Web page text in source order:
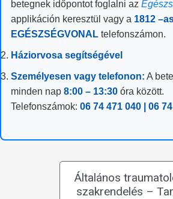
betegnek időpontot foglalni az
applikáción keresztül vagy a 1812
EGÉSZSÉGVONAL telefonszámon.
Háziorvosa segítségével
Személyesen vagy telefonon: A
minden nap 8:00 – 13:30 óra között.
Telefonszámok: 06 74 471 040 | 06
Általános
szakrendelés –